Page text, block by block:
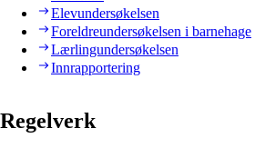
Elevundersøkelsen
Foreldreundersøkelsen i barnehage
Lærlingundersøkelsen
Innrapportering
Regelverk